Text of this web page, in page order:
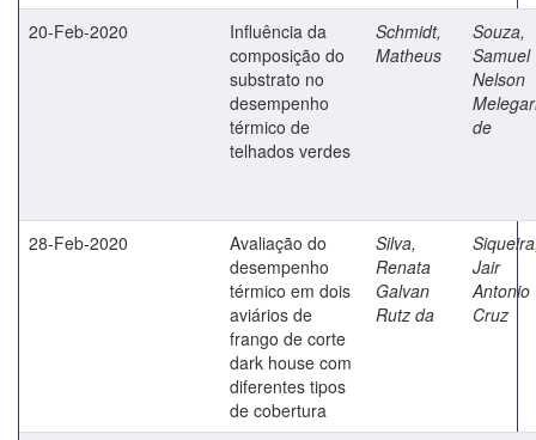
20-Feb-2020
Influência da
composição do
substrato no
desempenho
térmico de
telhados verdes
Schmidt,
Matheus
Souza,
Samuel
Nelson
de
28-Feb-2020
Avaliação do
desempenho
térmico em dois
aviários de
frango de corte
dark house com
diferentes tipos
de cobertura
Silva,
Renata
Galvan
Rutz da
Jair
Antonio
Cruz